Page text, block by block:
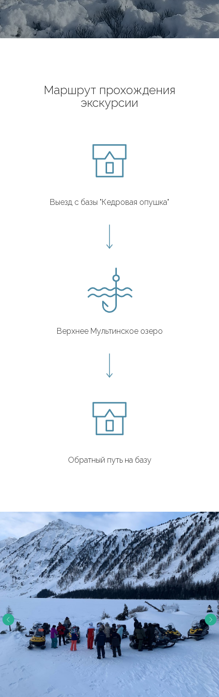
Маршрут прохождения
экскурсии
Выезд с базы "Кедровая опушка"
Верхнее Мультинское озеро
Обратный путь на базу